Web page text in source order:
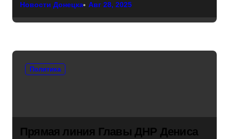
Новости Донецка Авг 28, 2025
Политика
Прямая линия Главы ДНР Дениса